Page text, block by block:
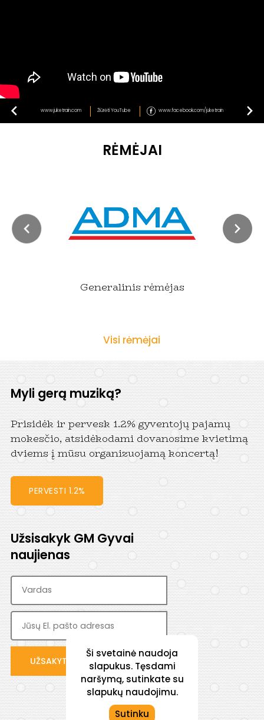
Ši svetainė naudoja
slapukus. Tęsdami
naršymą, sutinkate su
slapukų naudojimu.
Sutinku
www.juketrain.com Žiūrėti YouTube www.facebook.com/juketrain
RĖMĖJAI
Generalinis rėmėjas
Visi rėmėjai
Myli gerą muziką?
Prisidėk ir pervesk 1.2% gyventojų pajamų
mokesčio, atsidėkodami dovanosime kvietimą
dviems į mūsu organizuojamą koncertą!
PERVESTI 1.2%
Užsisakyk GM Gyvai
naujienas